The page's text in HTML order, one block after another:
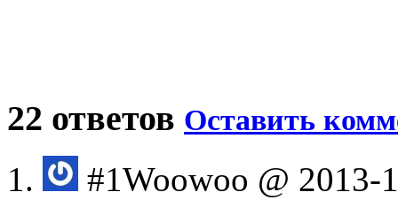
22 ответов Оставить
#1Woowoo @ 2013-